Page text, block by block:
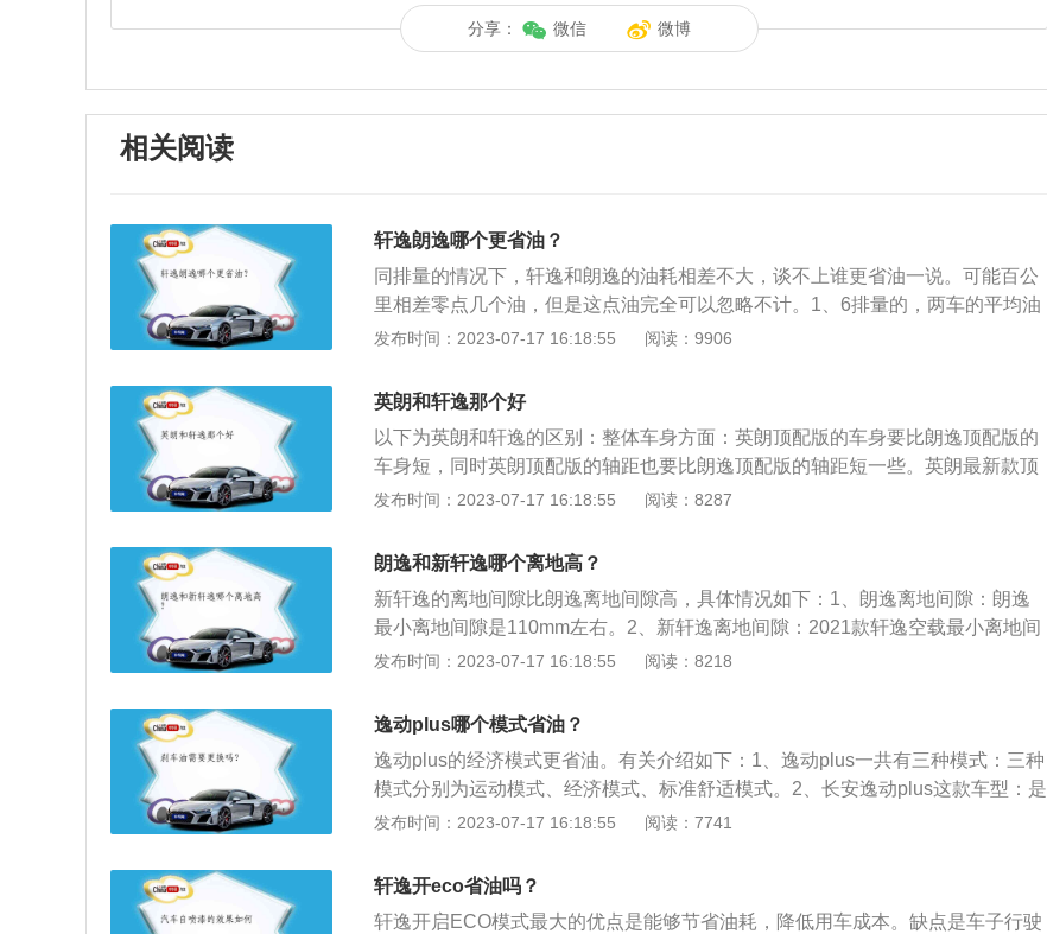
分享： 微信 微博
相关阅读
轩逸朗逸哪个更省油？
同排量的情况下，轩逸和朗逸的油耗相差不大，谈不上谁更省油一说。可能百公
里相差零点几个油，但是这点油完全可以忽略不计。1、6排量的，两车的平均油
耗都在每百公里7升左右；0排量的，两车的平均油耗都在每百公里10升左右。具
下取的最低数值，参考意义不大。2、现实当中，油耗数据肯定比工信部公布的
数据更高，一般百公里的油耗高2升以上。而且油耗本来就不是一个固定、准确
的数值，有很多客观因素都可以影响一辆车的油耗。像是个人的驾驶习惯、车辆
是否开空调、平常的行车路况、车辆的负重等，都可以严重影响一辆车的油耗。
3、如果油耗相差的过多（例如百公里相差5个油），则说明车辆出问题了。此时
发布时间：2023-07-17 16:18:55 阅读：9906
英朗和轩逸那个好
以下为英朗和轩逸的区别：整体车身方面：英朗顶配版的车身要比朗逸顶配版的
车身短，同时英朗顶配版的轴距也要比朗逸顶配版的轴距短一些。英朗最新款顶
配版的车身长宽高为4609mm、1798mm、1464mm，轴距为2640mm，朗逸最新
体配置方面：朗逸顶配版的要比英朗顶配版的丰富。从动力输出来看：朗逸顶配
版要比英朗顶配版更加强劲。英朗搭载的是一台1.5L的自然吸气发动机，最大马
力113Ps，最大功率83kW，最大扭矩141N·m，匹配的是6挡手自一体变速箱；
朗逸搭载的是一台1.4T的涡轮增压发动机，最大马力150Ps，最大功率110kW，
最大扭矩250N·m，匹配的是7挡双离合变速箱。
发布时间：2023-07-17 16:18:55 阅读：8287
朗逸和新轩逸哪个离地高？
新轩逸的离地间隙比朗逸离地间隙高，具体情况如下：1、朗逸离地间隙：朗逸
最小离地间隙是110mm左右。2、新轩逸离地间隙：2021款轩逸空载最小离地间
隙为137mm，满载最小离地间隙为117mm。有关最小离地间隙的资料如下：1、
面的部分和地面的垂直。2、作用：最小离地数据，直接反映汽车无障碍通过复
杂路面的能力。
发布时间：2023-07-17 16:18:55 阅读：8218
逸动plus哪个模式省油？
逸动plus的经济模式更省油。有关介绍如下：1、逸动plus一共有三种模式：三种
模式分别为运动模式、经济模式、标准舒适模式。2、长安逸动plus这款车型：是
属于紧凑级别车，生产厂商为长安汽车，目前出售的是2020款车型。车辆一共有
最大扭距牛米161。第二款发动机是1.4升四缸，158马力涡轮增压，最大功率千
瓦116，最大扭距牛米260，两款发动机均采用dvVT技术。
发布时间：2023-07-17 16:18:55 阅读：7741
轩逸开eco省油吗？
轩逸开启ECO模式最大的优点是能够节省油耗，降低用车成本。缺点是车子行驶